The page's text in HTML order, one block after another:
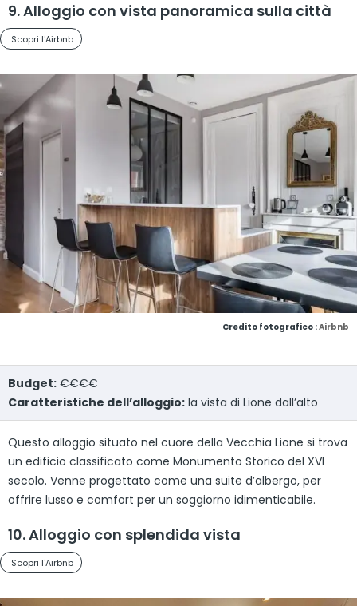
9. Alloggio con vista panoramica sulla città
Scopri l'Airbnb
Credito fotografico :Airbnb
Budget: €€€€
Caratteristiche dell’alloggio: la vista di Lione dall’alto
Questo alloggio situato nel cuore della Vecchia Lione si trova
un edificio classificato come Monumento Storico del XVI
secolo. Venne progettato come una suite d’albergo, per
offrire lusso e comfort per un soggiorno idimenticabile.
10. Alloggio con splendida vista
Scopri l'Airbnb